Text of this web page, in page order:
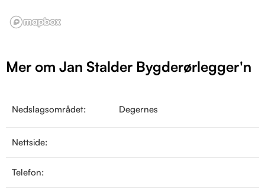
Mer om Jan Stalder Bygderørlegger'n
Nedslagsområdet: Degernes
Nettside:
Telefon: